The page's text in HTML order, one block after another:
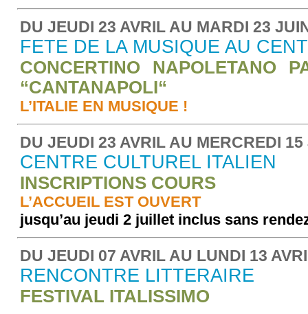
DU JEUDI 23 AVRIL AU MARDI 23
FETE DE LA MUSIQUE AU
CONCERTINO NAPOLETANO
“CANTANAPOLI“
L’ITALIE EN MUSIQUE !
DU JEUDI 23 AVRIL AU MERCREDI
CENTRE CULTUREL ITALIEN
INSCRIPTIONS COURS
L’ACCUEIL EST OUVERT
jusqu’au jeudi 2 juillet inclus sans
DU JEUDI 07 AVRIL AU LUNDI 13
RENCONTRE LITTERAIRE
FESTIVAL ITALISSIMO